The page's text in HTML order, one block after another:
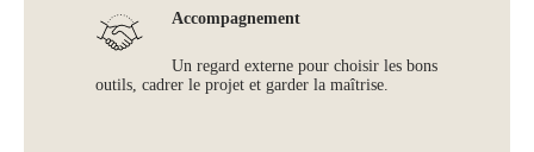
Accompagnement
Un regard externe pour choisir les bons
outils, cadrer le projet et garder la maîtrise.